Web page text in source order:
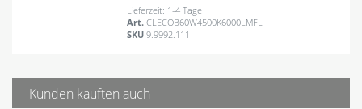
Lieferzeit: 1-4 Tage
Art.CLECOB60W4500K6000LMFL
SKU9.9992.111
Kunden kauften auch